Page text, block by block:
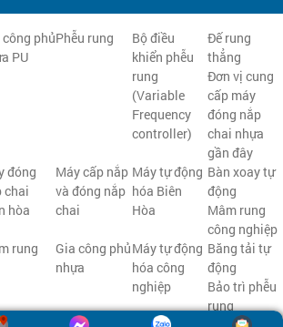
phủ
PU
Phễu rung
Bộ điều
khiển phễu
rung
(Variable
Frequency
controller)
Đế rung
thẳng
Đơn vị cung
cấp máy
đóng nắp
chai nhựa
gần đây
đóng
chai
hòa
Máy cấp nắp
và đóng nắp
chai
Máy tự động
hóa Biên
Hòa
Bàn xoay tự
động
Mâm rung
công nghiệp
rung
Gia công phủ
nhựa
Máy tự động
hóa công
nghiệp
Băng tải tự
động
Bảo trì phễu
rung